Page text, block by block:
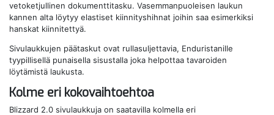
vetoketjullinen dokumenttitasku. Vasemmanpuoleisen laukun
kannen alta löytyy elastiset kiinnityshihnat joihin saa esimerkiksi
hanskat kiinnitettyä.
Sivulaukkujen päätaskut ovat rullasuljettavia, Enduristanille
tyypillisellä punaisella sisustalla joka helpottaa tavaroiden
löytämistä laukusta.
Kolme eri kokovaihtoehtoa
Blizzard 2.0 sivulaukkuja on saatavilla kolmella eri